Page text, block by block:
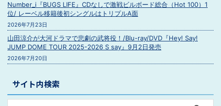
Number_i『BUGS LIFE』CDなしで激戦ビルボード総合（Hot 100）1
位/ レーベル移籍後初シングルはトリプルA面
2026年7月23日
山田涼介が大河ドラマで悲劇の武将役！/Blu-ray/DVD『Hey! Say!
JUMP DOME TOUR 2025-2026 S say』9月2日発売
2026年7月20日
サイト内検索